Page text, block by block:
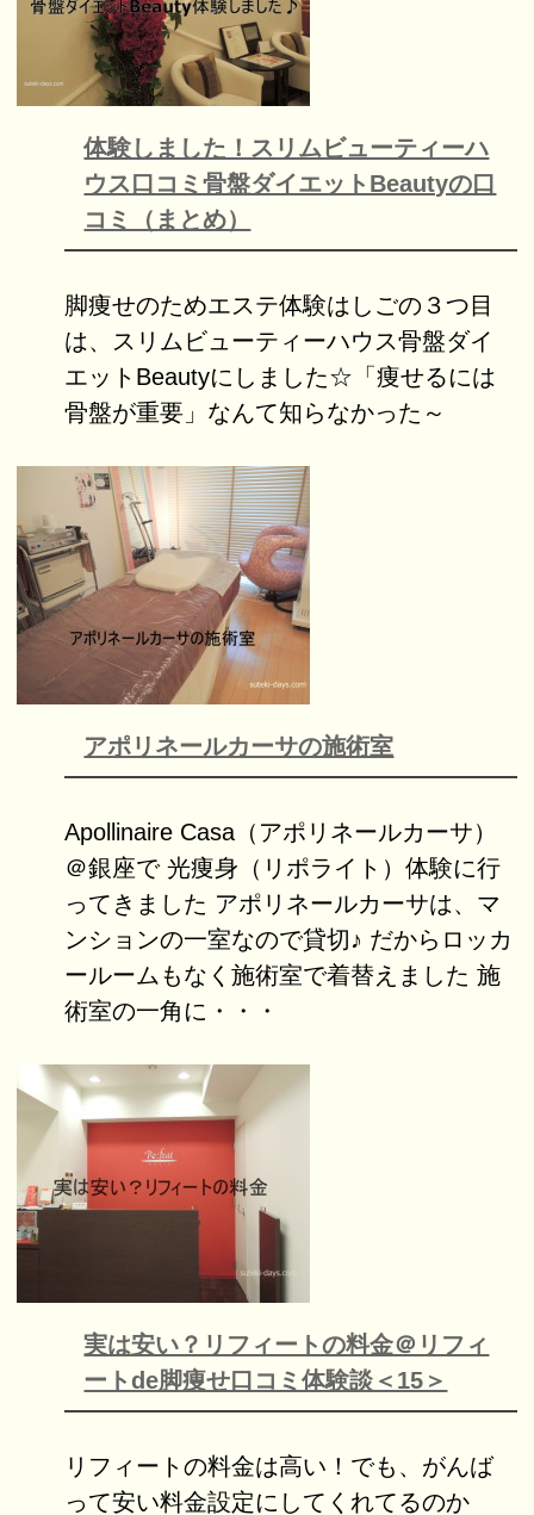
体験しました！スリムビューティーハ
ウス口コミ骨盤ダイエットBeautyの口
コミ（まとめ）
脚痩せのためエステ体験はしごの３つ目
は、スリムビューティーハウス骨盤ダイ
エットBeautyにしました☆「痩せるには
骨盤が重要」なんて知らなかった～
アポリネールカーサの施術室
Apollinaire Casa（アポリネールカーサ）
＠銀座で 光痩身（リポライト）体験に行
ってきました アポリネールカーサは、マ
ンションの一室なので貸切♪ だからロッカ
ールームもなく施術室で着替えました 施
術室の一角に・・・
実は安い？リフィートの料金＠リフィ
ートde脚痩せ口コミ体験談＜15＞
リフィートの料金は高い！でも、がんば
って安い料金設定にしてくれてるのか